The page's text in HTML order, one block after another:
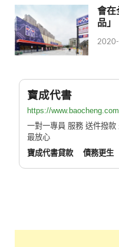
會在
品」
寶成代書
https://
一對一專員 服務 送件撥
最放心
寶成代書貸款
債務更生